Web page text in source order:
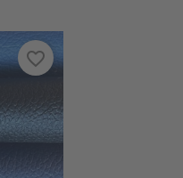
favorite_border